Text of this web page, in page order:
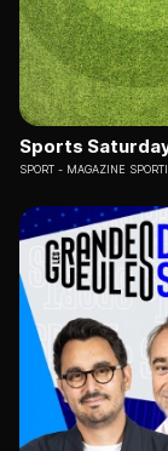
Sports
SPORT MAGAZINE